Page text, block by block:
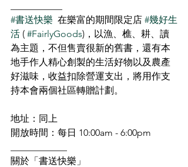
#書送快樂 在樂富的期間限定店 #幾好生
活 ( #FairlyGoods)，以漁、樵、耕、讀
為主題，不但售賣很新的舊書，還有本
地手作人精心創製的生活好物以及農產
好滋味，收益扣除營運支出，將用作支
持本會兩個社區轉贈計劃。
地址：同上
開放時間：每日 10:00am - 6:00pm
關於「書送快樂」